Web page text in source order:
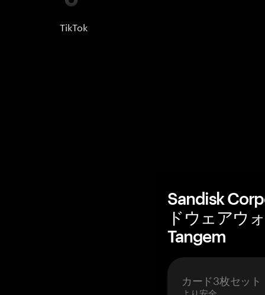
TikTok
Sandisk
ドウェアウ
Tangem
カード3枚セット
より安全